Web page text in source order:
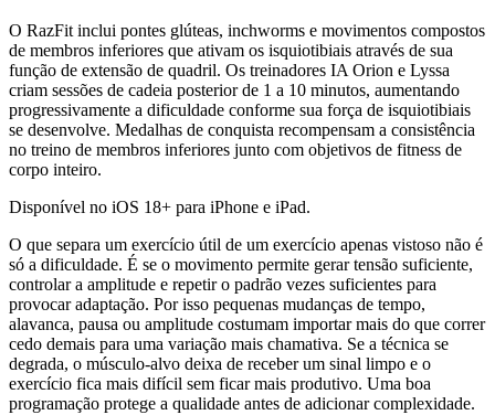
O RazFit inclui pontes glúteas, inchworms e movimentos compostos
de membros inferiores que ativam os isquiotibiais através de sua
função de extensão de quadril. Os treinadores IA Orion e Lyssa
criam sessões de cadeia posterior de 1 a 10 minutos, aumentando
progressivamente a dificuldade conforme sua força de isquiotibiais
se desenvolve. Medalhas de conquista recompensam a consistência
no treino de membros inferiores junto com objetivos de fitness de
corpo inteiro.
Disponível no iOS 18+ para iPhone e iPad.
O que separa um exercício útil de um exercício apenas vistoso não é
só a dificuldade. É se o movimento permite gerar tensão suficiente,
controlar a amplitude e repetir o padrão vezes suficientes para
provocar adaptação. Por isso pequenas mudanças de tempo,
alavanca, pausa ou amplitude costumam importar mais do que correr
cedo demais para uma variação mais chamativa. Se a técnica se
degrada, o músculo-alvo deixa de receber um sinal limpo e o
exercício fica mais difícil sem ficar mais produtivo. Uma boa
programação protege a qualidade antes de adicionar complexidade.